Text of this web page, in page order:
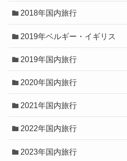
2018年国内旅行
2019年ベルギー・イギリス
2019年国内旅行
2020年国内旅行
2021年国内旅行
2022年国内旅行
2023年国内旅行